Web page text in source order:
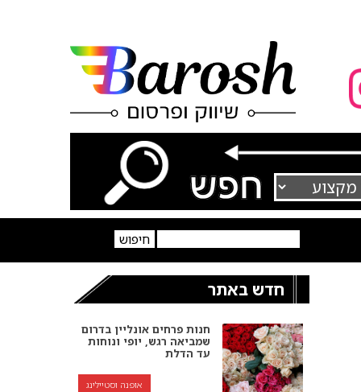
חדש באתר
חנות פרחים אונליין בדרום
שמביאה רגש, יופי ונוחות
עד הדלת
אופנה וסטיילינג